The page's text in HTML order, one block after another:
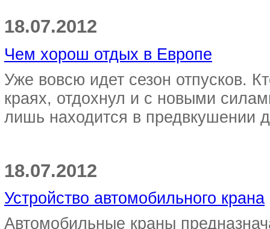
18.07.2012
Чем хорош отдых в Европе
Уже вовсю идет сезон отпусков.
краях, отдохнул и с новыми
лишь находится в предвкушении
18.07.2012
Устройство автомобильного крана
Автомобильные краны